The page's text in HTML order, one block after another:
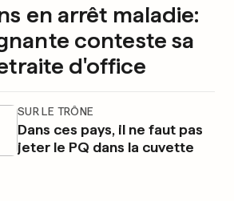
en arrêt maladie:
conteste sa
d'office
SUR LE TRÔNE
Dans ces pays, il ne faut pas
jeter le PQ dans la cuvette